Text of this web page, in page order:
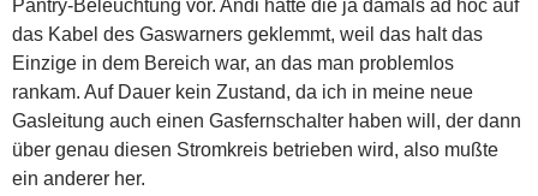
Pantry-Beleuchtung vor. Andi hatte die ja damals ad hoc auf
das Kabel des Gaswarners geklemmt, weil das halt das
Einzige in dem Bereich war, an das man problemlos
rankam. Auf Dauer kein Zustand, da ich in meine neue
Gasleitung auch einen Gasfernschalter haben will, der dann
über genau diesen Stromkreis betrieben wird, also mußte
ein anderer her.